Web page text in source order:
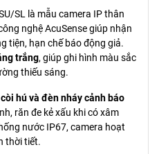
SL là mẫu camera IP thân
nghệ AcuSense giúp nhận
tiện, hạn chế báo động giả.
trắng, giúp ghi hình màu sắc
thiếu sáng.
còi hú và đèn nháy cảnh báo
răn đe kẻ xấu khi có xâm
nước IP67, camera hoạt
thời tiết.